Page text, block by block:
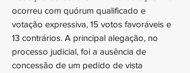
ocorreu com quórum qualificado e
votação expressiva, 15 votos favoráveis e
13 contrários. A principal alegação, no
processo judicial, foi a ausência de
concessão de um pedido de vista